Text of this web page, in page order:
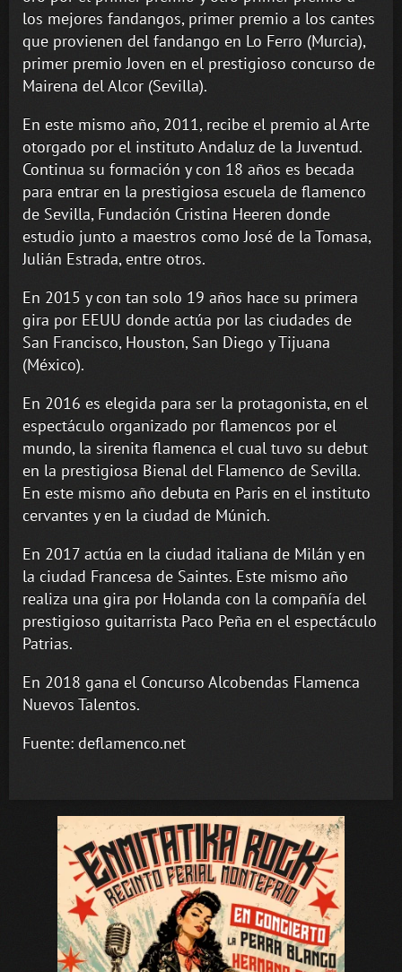
los mejores fandangos, primer premio a los cantes
que provienen del fandango en Lo Ferro (Murcia),
primer premio Joven en el prestigioso concurso de
Mairena del Alcor (Sevilla).
En este mismo año, 2011, recibe el premio al Arte
otorgado por el instituto Andaluz de la Juventud.
Continua su formación y con 18 años es becada
para entrar en la prestigiosa escuela de flamenco
de Sevilla, Fundación Cristina Heeren donde
estudio junto a maestros como José de la Tomasa,
Julián Estrada, entre otros.
En 2015 y con tan solo 19 años hace su primera
gira por EEUU donde actúa por las ciudades de
San Francisco, Houston, San Diego y Tijuana
(México).
En 2016 es elegida para ser la protagonista, en el
espectáculo organizado por flamencos por el
mundo, la sirenita flamenca el cual tuvo su debut
en la prestigiosa Bienal del Flamenco de Sevilla.
En este mismo año debuta en Paris en el instituto
cervantes y en la ciudad de Múnich.
En 2017 actúa en la ciudad italiana de Milán y en
la ciudad Francesa de Saintes. Este mismo año
realiza una gira por Holanda con la compañía del
prestigioso guitarrista Paco Peña en el espectáculo
Patrias.
En 2018 gana el Concurso Alcobendas Flamenca
Nuevos Talentos.
Fuente: deflamenco.net